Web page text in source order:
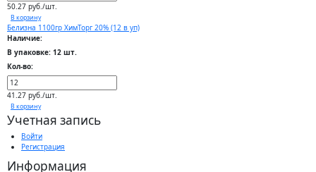
50.27 руб./шт.
В корзину
Белизна 1100гр ХимТорг 20% (12 в уп)
Наличие:
В упаковке: 12 шт.
Кол-во:
41.27 руб./шт.
В корзину
Учетная запись
Войти
Регистрация
Информация